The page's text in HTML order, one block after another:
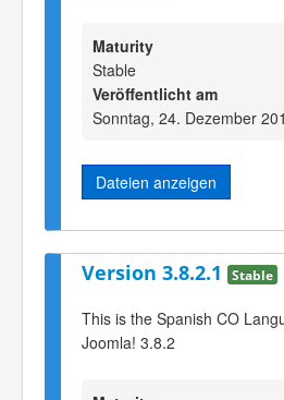
Maturity
Stable
Veröffentlicht am
Sonntag, 24. Dezember
Dateien anzeigen
Version 3.8.2.1 Stable
This is the Spanish CO
Joomla! 3.8.2